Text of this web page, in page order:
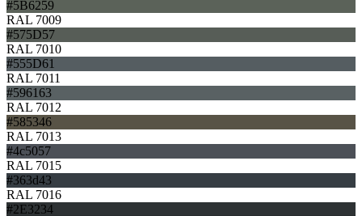
#5B6259
RAL 7009
#575D57
RAL 7010
#555D61
RAL 7011
#596163
RAL 7012
#585346
RAL 7013
#4c5057
RAL 7015
#363d43
RAL 7016
#2E3234